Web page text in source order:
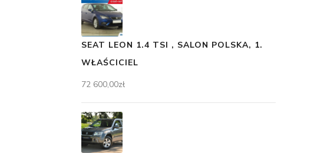
SEAT LEON 1.4 TSI , SALON POLSKA, 1.
WŁAŚCICIEL
72 600,00zł